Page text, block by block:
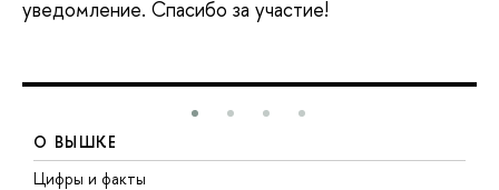
уведомление. Спасибо за участие!
О ВЫШКЕ
Цифры и факты